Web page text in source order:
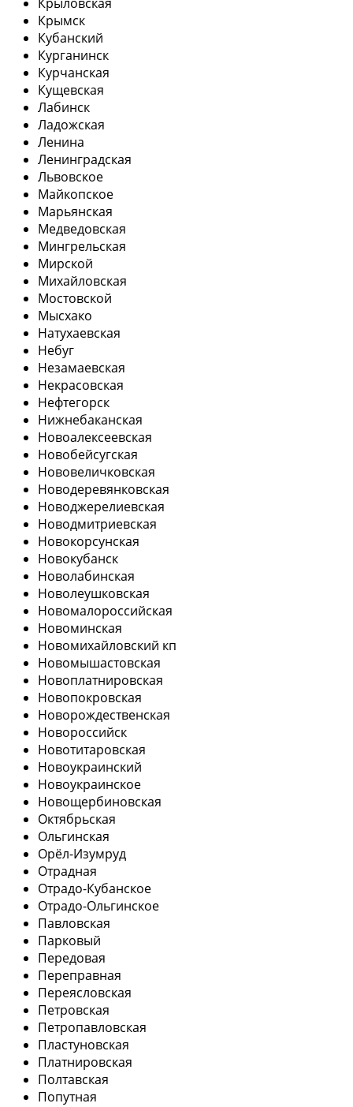
Крымск
Кубанский
Курганинск
Курчанская
Кущевская
Лабинск
Ладожская
Ленина
Ленинградская
Львовское
Майкопское
Марьянская
Медведовская
Мингрельская
Мирской
Михайловская
Мостовской
Мысхако
Натухаевская
Небуг
Незамаевская
Некрасовская
Нефтегорск
Нижнебаканская
Новоалексеевская
Новобейсугская
Нововеличковская
Новодеревянковская
Новоджерелиевская
Новодмитриевская
Новокорсунская
Новокубанск
Новолабинская
Новолеушковская
Новомалороссийская
Новоминская
Новомихайловский кп
Новомышастовская
Новоплатнировская
Новопокровская
Новорождественская
Новороссийск
Новотитаровская
Новоукраинский
Новоукраинское
Новощербиновская
Октябрьская
Ольгинская
Орёл-Изумруд
Отрадная
Отрадо-Кубанское
Отрадо-Ольгинское
Павловская
Парковый
Передовая
Переправная
Переясловская
Петровская
Петропавловская
Пластуновская
Платнировская
Полтавская
Попутная